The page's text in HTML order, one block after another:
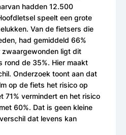
hadden 12.500
speelt een grote
Van de fietsers die
had gemiddeld 66%
zwaargewonden ligt dit
rond de 35%. Hier maakt
Onderzoek toont aan dat
op de fiets het risico op
71% vermindert en het risico
60%. Dat is geen kleine
dat levens kan